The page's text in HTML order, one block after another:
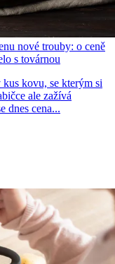
nové trouby: o ceně
s továrnou
kus kovu, se kterým si
ale zažívá
dnes cena...